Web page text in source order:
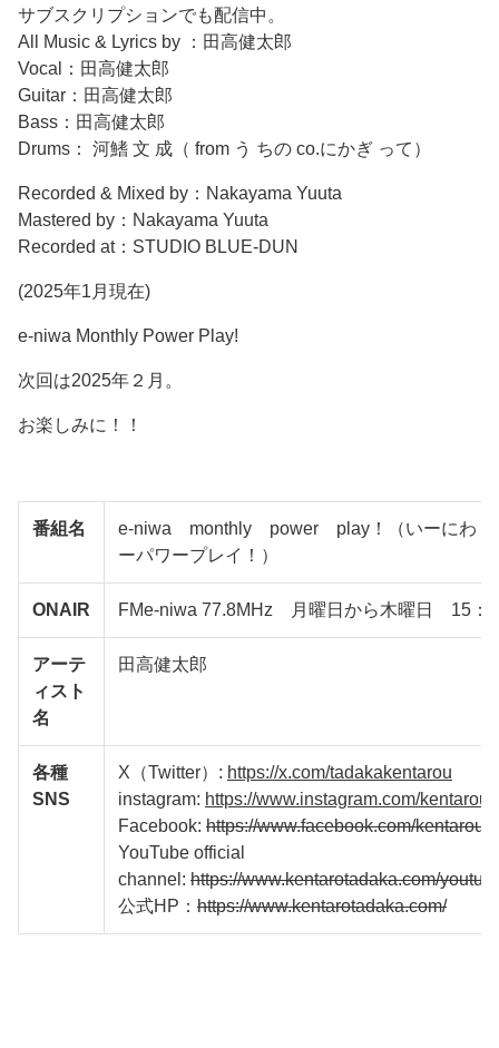
サブスクリプションでも配信中。
All Music & Lyrics by ：田高健太郎
Vocal：田高健太郎
Guitar：田高健太郎
Bass：田高健太郎
Drums： 河鰭 文 成（ from う ちの co.にかぎ って）
Recorded & Mixed by：Nakayama Yuuta
Mastered by：Nakayama Yuuta
Recorded at：STUDIO BLUE-DUN
(2025年1月現在)
e-niwa Monthly Power Play!
次回は2025年２月。
お楽しみに！！
番組名
e-niwa monthly power play！（いーにわ
ーパワープレイ！）
ONAIR FMe-niwa 77.8MHz 月曜日から木曜日 15：
アーテ
ィスト
名
田高健太郎
各種
SNS
X（Twitter）: https://x.com/tadakakentarou
instagram: https://www.instagram.com/
Facebook: https://www.facebook.com/
YouTube official
channel: https://www.kentarotadaka.com/
公式HP： https://www.kentarotadaka.com/